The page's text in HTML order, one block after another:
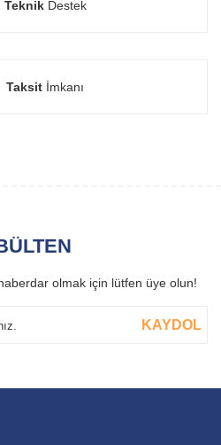
TeknikDestek
Taksit İmkanı
olmak için lütfen üye olun!
KAYDOL